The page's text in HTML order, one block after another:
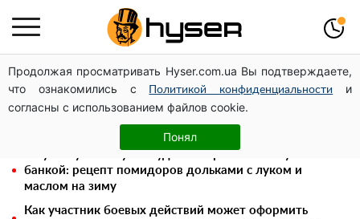
Продолжая просматривать Hyser.com.ua Вы подтверждаете,
что ознакомились с
Политикой конфиденциальности
и
согласны с использованием файлов cookie.
Понял
Посол ОБСЕ во второй раз посетил место российского
удара по жилому дому на Подоле
Полностью голая Анна Тринчер блеснула
"прелестями": таких размеров вы еще не видели
банкой: рецепт помидоров дольками с луком и
маслом на зиму
Как участник боевых действий может оформить